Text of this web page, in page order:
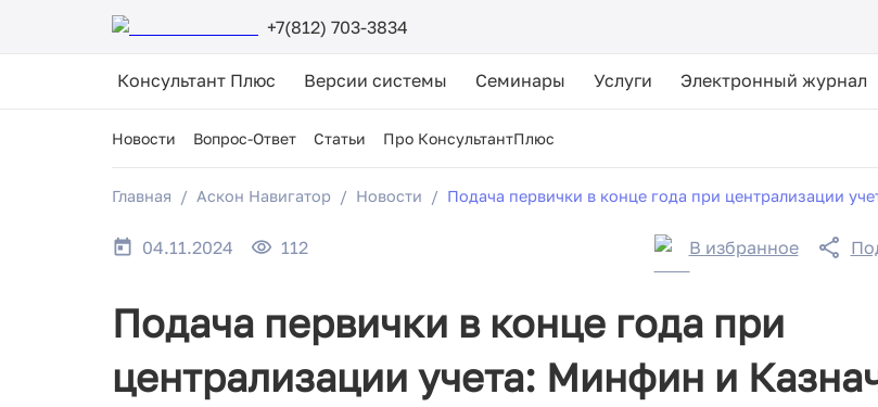
+7(812) 703-3834
Консультант Плюс Версии системы Семинары Услуги Электронный журнал
Новости Вопрос-Ответ Статьи Про КонсультантПлюс
Главная Аскон Навигатор Новости Подача первички в конце года при централизации
04.11.2024 112 В избранное
Подача первички в конце года при
централизации учета: Минфин и